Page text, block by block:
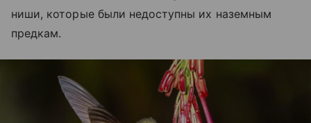
ниши, которые были недоступны их наземным
предкам.